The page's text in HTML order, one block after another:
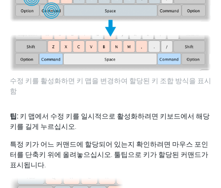
수정 키를 활성화하면 키 맵을 변경하여 할당된 키 조합 방식을 표시
함
팁: 키 맵에서 수정 키를 일시적으로 활성화하려면 키보드에서 해당
키를 길게 누르십시오.
특정 키가 어느 커맨드에 할당되어 있는지 확인하려면 마우스 포인
터를 단축키 위에 올려놓으십시오. 툴팁으로 키가 할당된 커맨드가
표시됩니다.